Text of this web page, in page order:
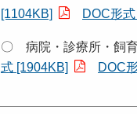
[1104KB]
DOC形
〇 病院・診療所・飼
式 [1904KB]
DOC